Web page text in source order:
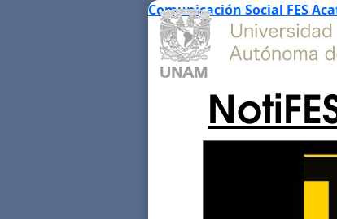
Comunicación Social FES